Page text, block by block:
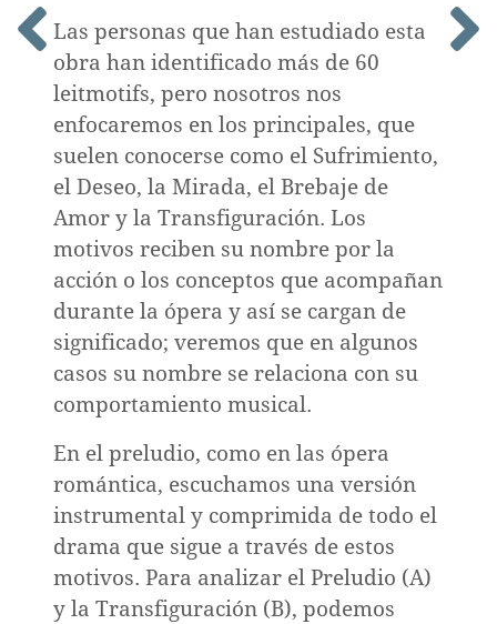
Las personas que han estudiado esta
obra han identificado más de 60
leitmotifs, pero nosotros nos
enfocaremos en los principales, que
suelen conocerse como el Sufrimiento,
el Deseo, la Mirada, el Brebaje de
Amor y la Transfiguración. Los
motivos reciben su nombre por la
acción o los conceptos que acompañan
durante la ópera y así se cargan de
significado; veremos que en algunos
casos su nombre se relaciona con su
comportamiento musical.
En el preludio, como en las ópera
romántica, escuchamos una versión
instrumental y comprimida de todo el
drama que sigue a través de estos
motivos. Para analizar el Preludio (A)
y la Transfiguración (B), podemos